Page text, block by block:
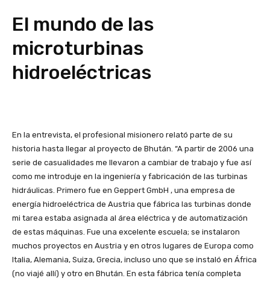
El mundo de las
microturbinas
hidroeléctricas
En la entrevista, el profesional misionero relató parte de su
historia hasta llegar al proyecto de Bhután. “A partir de 2006 una
serie de casualidades me llevaron a cambiar de trabajo y fue así
como me introduje en la ingeniería y fabricación de las turbinas
hidráulicas. Primero fue en Geppert GmbH , una empresa de
energía hidroeléctrica de Austria que fábrica las turbinas donde
mi tarea estaba asignada al área eléctrica y de automatización
de estas máquinas. Fue una excelente escuela; se instalaron
muchos proyectos en Austria y en otros lugares de Europa como
Italia, Alemania, Suiza, Grecia, incluso uno que se instaló en África
(no viajé allí) y otro en Bhután. En esta fábrica tenía completa